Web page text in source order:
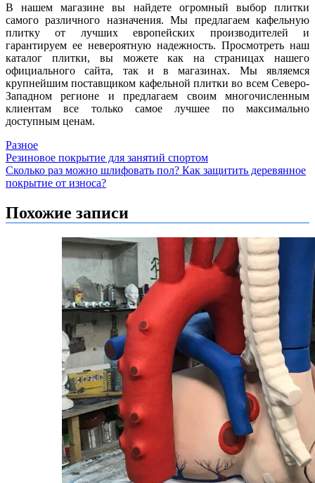
В нашем магазине вы найдете огромный выбор плитки
самого различного назначения. Мы предлагаем кафельную
плитку от лучших европейских производителей и
гарантируем ее невероятную надежность. Просмотреть наш
каталог плитки, вы можете как на страницах нашего
официального сайта, так и в магазинах. Мы являемся
крупнейшим поставщиком кафельной плитки во всем Северо-
Западном регионе и предлагаем своим многочисленным
клиентам все только самое лучшее по максимально
доступным ценам.
Разное
Навигация
по
Резиновое покрытие для занятий спортом
Сколько раз можно шлифовать пол? Как защитить деревянное
покрытие от износа?
Похожие записи